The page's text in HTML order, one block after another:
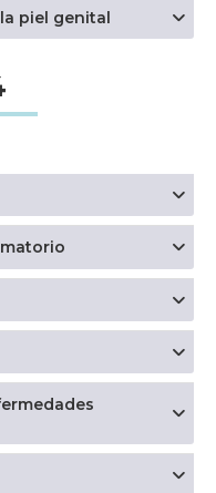
piel genital